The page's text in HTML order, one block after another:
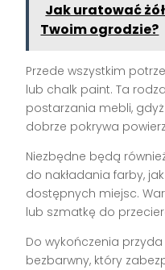
Jak uratować
Twoim ogrodzie?
Przede wszystkim
lub chalk paint. Ta
postarzania mebli,
dobrze pokrywa
Niezbędne będą
do nakładania farby,
dostępnych miejsc.
lub szmatkę do
Do wykończenia
bezbarwny, który